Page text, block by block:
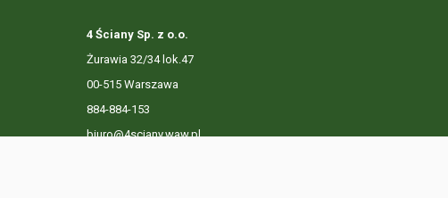
4 Ściany Sp. z o.o.
Żurawia 32/34 lok.47
00-515 Warszawa
884-884-153
biuro@4sciany.waw.pl